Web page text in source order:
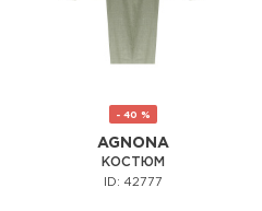
- 40 %
AGNONA
КОСТЮМ
ID: 42777